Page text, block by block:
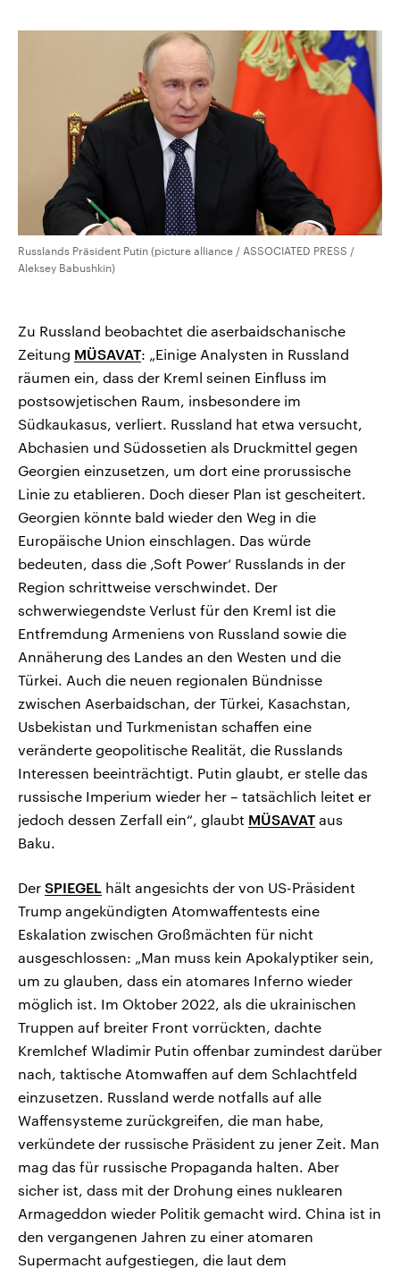
Wahlprogramme, aktuelle Berichte
und Hintergründe zu den Parteien
und Kandidaten der anstehenden
Programm Podcasts
Russlands Präsident Putin (picture alliance / ASSOCIATED PRESS /
Aleksey Babushkin)
Zu Russland beobachtet die aserbaidschanische
Zeitung MÜSAVAT: „Einige Analysten in Russland
räumen ein, dass der Kreml seinen Einfluss im
postsowjetischen Raum, insbesondere im
Südkaukasus, verliert. Russland hat etwa versucht,
Abchasien und Südossetien als Druckmittel gegen
Georgien einzusetzen, um dort eine prorussische
Linie zu etablieren. Doch dieser Plan ist gescheitert.
Georgien könnte bald wieder den Weg in die
Europäische Union einschlagen. Das würde
bedeuten, dass die ‚Soft Power‘ Russlands in der
Region schrittweise verschwindet. Der
schwerwiegendste Verlust für den Kreml ist die
Entfremdung Armeniens von Russland sowie die
Annäherung des Landes an den Westen und die
Türkei. Auch die neuen regionalen Bündnisse
zwischen Aserbaidschan, der Türkei, Kasachstan,
Usbekistan und Turkmenistan schaffen eine
veränderte geopolitische Realität, die Russlands
Interessen beeinträchtigt. Putin glaubt, er stelle das
russische Imperium wieder her – tatsächlich leitet er
jedoch dessen Zerfall ein“, glaubt MÜSAVAT aus
Baku.
Der SPIEGEL hält angesichts der von US-Präsident
Trump angekündigten Atomwaffentests eine
Eskalation zwischen Großmächten für nicht
ausgeschlossen: „Man muss kein Apokalyptiker sein,
um zu glauben, dass ein atomares Inferno wieder
möglich ist. Im Oktober 2022, als die ukrainischen
Truppen auf breiter Front vorrückten, dachte
Kremlchef Wladimir Putin offenbar zumindest darüber
nach, taktische Atomwaffen auf dem Schlachtfeld
einzusetzen. Russland werde notfalls auf alle
Waffensysteme zurückgreifen, die man habe,
verkündete der russische Präsident zu jener Zeit. Man
mag das für russische Propaganda halten. Aber
sicher ist, dass mit der Drohung eines nuklearen
Armageddon wieder Politik gemacht wird. China ist in
den vergangenen Jahren zu einer atomaren
Supermacht aufgestiegen, die laut dem